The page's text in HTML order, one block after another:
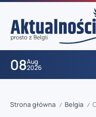
08Aug
2026
Strona główna / Belgia /